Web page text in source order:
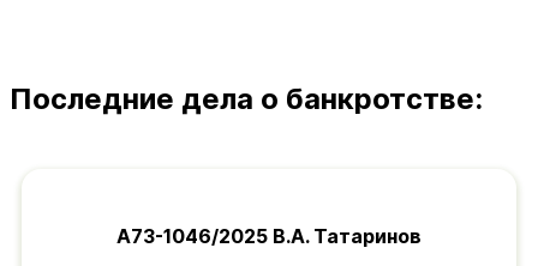
Последние дела о банкротстве:
А73-1046/2025 В.А. Татаринов